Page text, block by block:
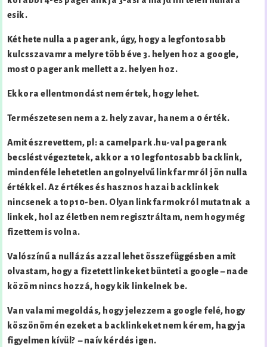
esik.
Két hete nulla a pagerank, úgy, hogy a legfontosabb
kulcsszavamra melyre több éve 3. helyen hoz a google,
most 0 pagerank mellett a 2. helyen hoz.
Ekkora ellentmondást nem értek, hogy lehet.
Természetesen nem a 2. hely zavar, hanem a 0 érték.
Amit észrevettem, pl: a camelpark.hu-val pagerank
becslést végeztetek, akkor a 10 legfontosabb backlink,
mindenféle lehetetlen angolnyelvű linkfarmról jön nulla
értékkel. Az értékes és hasznos hazai backlinkek
nincsenek a top10-ben. Olyan linkfarmokról mutatnak a
linkek, hol az életben nem regisztráltam, nem hogy még
fizettem is volna.
Valószínű a nullázás azzal lehet összefüggésben amit
olvastam, hogy a fizetett linkeket bünteti a google – nade
közöm nincs hozzá, hogy kik linkelnek be.
Van valami megoldás, hogy jelezzem a google felé, hogy
köszönöm én ezeket a backlinkeket nem kérem, hagyja
figyelmen kívül? – naív kérdés igen.